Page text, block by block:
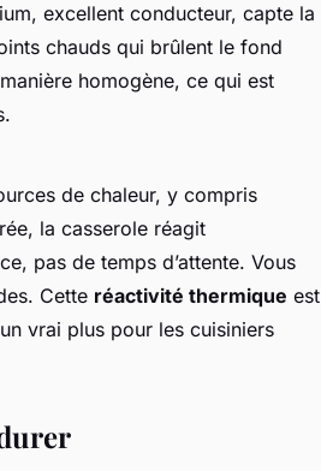
excellent conducteur, capte la
chauds qui brûlent le fond
homogène, ce qui est
de chaleur, y compris
la casserole réagit
pas de temps d’attente. Vous
Cette réactivité thermique est
vrai plus pour les cuisiniers